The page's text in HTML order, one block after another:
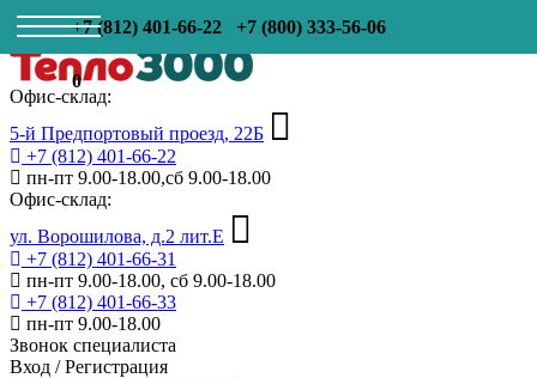
+7 (812) 401-66-22 +7 (800) 333-56-06
0
Офис-склад:
5-й Предпортовый проезд, 22Б
+7 (812) 401-66-22
пн-пт 9.00-18.00,сб 9.00-18.00
Офис-склад:
ул. Ворошилова, д.2 лит.Е
+7 (812) 401-66-31
пн-пт 9.00-18.00, сб 9.00-18.00
+7 (812) 401-66-33
пн-пт 9.00-18.00
Звонок специалиста
Вход /Регистрация